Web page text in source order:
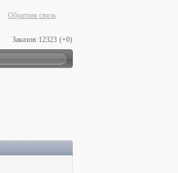
Обратная связь
Заказов:12323 (+0)